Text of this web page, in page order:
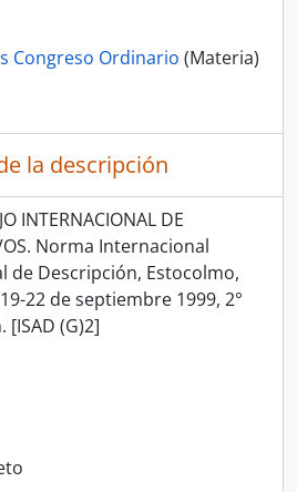
Congreso Ordinario (Materia)
la descripción
INTERNACIONAL DE
Norma Internacional
de Descripción, Estocolmo,
22 de septiembre 1999, 2°
[ISAD (G)2]